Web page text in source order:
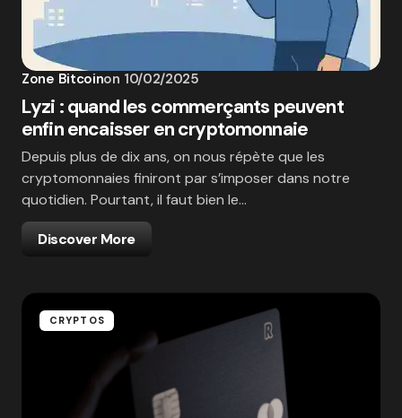
Zone Bitcoinon 10/02/2025
Lyzi : quand les commerçants peuvent
enfin encaisser en cryptomonnaie
Depuis plus de dix ans, on nous répète que les
cryptomonnaies finiront par s’imposer dans notre
quotidien. Pourtant, il faut bien le…
Discover More
CRYPTOS